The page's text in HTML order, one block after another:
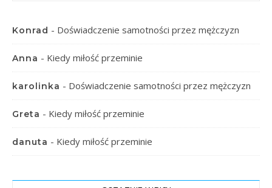
Konrad - Doświadczenie samotności przez mężczyzn
Anna - Kiedy miłość przeminie
karolinka - Doświadczenie samotności przez mężczyzn
Greta - Kiedy miłość przeminie
danuta - Kiedy miłość przeminie